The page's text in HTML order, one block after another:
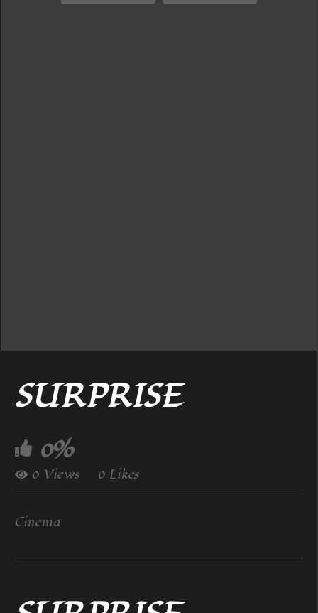
SURPRISE
0%
0 Views 0 Likes
Cinema